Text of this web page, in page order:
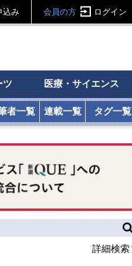
込み 会員の方 ログイン
ツ 医療・サイエンス
者一覧 連載一覧 タグ一覧
詳細検